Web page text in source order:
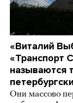
«Виталий
«Транспорт
называются
Они массово